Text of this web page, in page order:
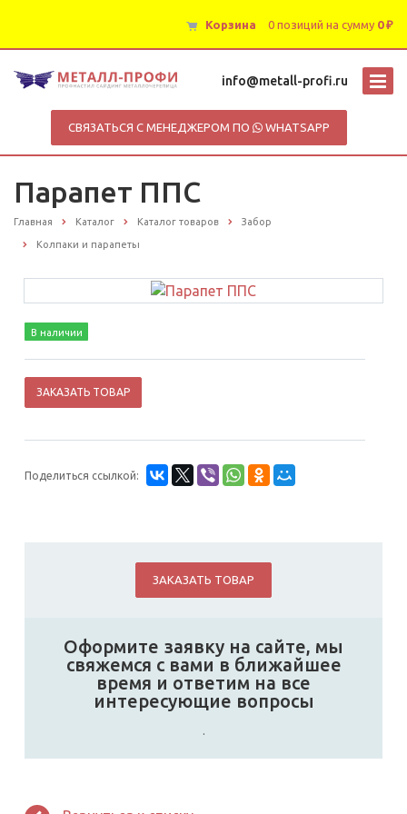
Корзина 0 позиций на сумму 0 ₽
info@metall-profi.ru
СВЯЗАТЬСЯ С МЕНЕДЖЕРОМ ПО WHATSAPP
Парапет ППС
Главная Каталог Каталог товаров Забор
Колпаки и парапеты
В наличии
ЗАКАЗАТЬ ТОВАР
Поделиться ссылкой:
ЗАКАЗАТЬ ТОВАР
Оформите заявку на сайте, мы
свяжемся с вами в ближайшее
время и ответим на все
интересующие вопросы
.